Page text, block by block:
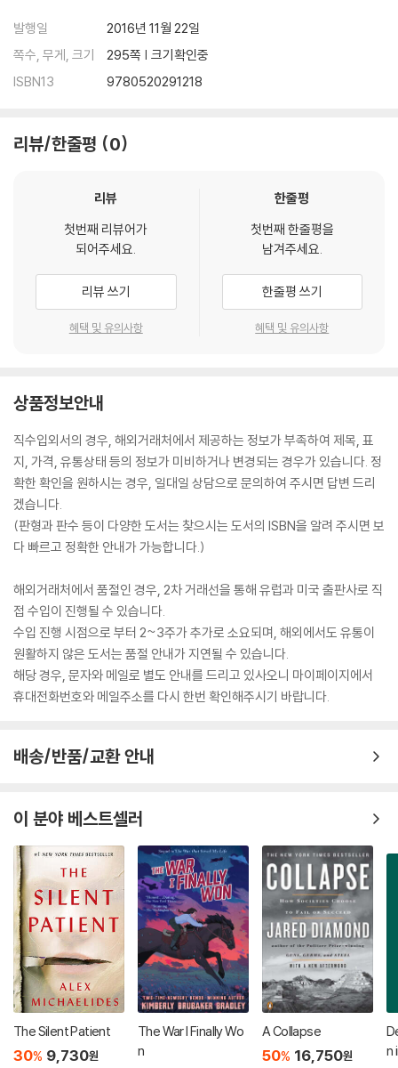
발행일
2016년 11월 22일
쪽수, 무게, 크기
295쪽 | 크기확인중
ISBN13
9780520291218
리뷰/한줄평 0
리뷰
첫번째 리뷰어가
되어주세요.
리뷰 쓰기
혜택 및 유의사항
한줄평
첫번째 한줄평을
남겨주세요.
한줄평 쓰기
혜택 및 유의사항
상품정보안내
직수입외서의 경우, 해외거래처에서 제공하는 정보가 부족하여 제목, 표
지, 가격, 유통상태 등의 정보가 미비하거나 변경되는 경우가 있습니다. 정
확한 확인을 원하시는 경우, 일대일 상담으로 문의하여 주시면 답변 드리
겠습니다.
(판형과 판수 등이 다양한 도서는 찾으시는 도서의 ISBN을 알려 주시면 보
다 빠르고 정확한 안내가 가능합니다.)
해외거래처에서 품절인 경우, 2차 거래선을 통해 유럽과 미국 출판사로 직
접 수입이 진행될 수 있습니다.
수입 진행 시점으로 부터 2~3주가 추가로 소요되며, 해외에서도 유통이
원활하지 않은 도서는 품절 안내가 지연될 수 있습니다.
해당 경우, 문자와 메일로 별도 안내를 드리고 있사오니 마이페이지에서
휴대전화번호와 메일주소를 다시 한번 확인해주시기 바랍니다.
배송/반품/교환 안내
이 분야 베스트셀러
The Silent Patient
30% 9,730원
The War I Finally Wo
n
A Collapse
50% 16,750원
n